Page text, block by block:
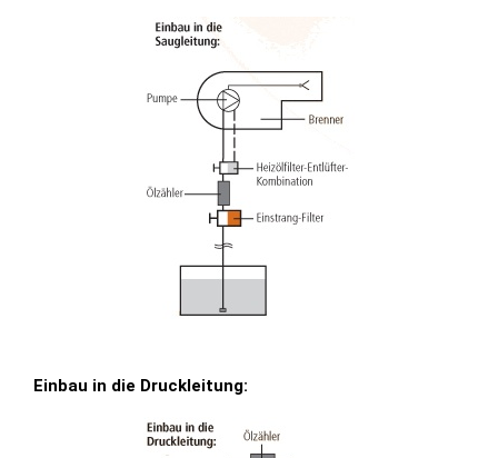
Einbau in die Druckleitung: